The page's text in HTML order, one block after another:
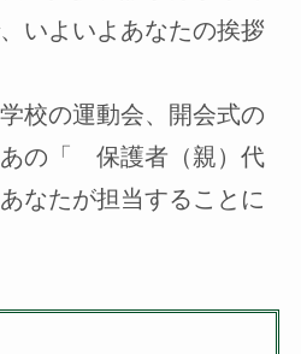
いよいよあなたの挨拶
校の運動会、開会式の
の「 保護者（親）代
なたが担当することに